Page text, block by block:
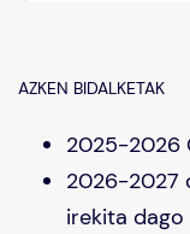
AZKEN BIDALKETAK
2025-2026
2026-2027
irekita dago